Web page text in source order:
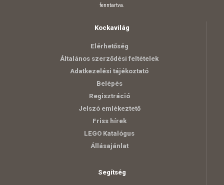
fenntartva.
Kockavilág
Elérhetőség
Általános szerződési feltételek
Adatkezelési tájékoztató
Belépés
Regisztráció
Jelszó emlékeztető
Friss hírek
LEGO Katalógus
Állásajánlat
Segítség